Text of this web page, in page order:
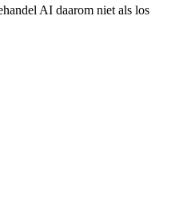
AI daarom niet als los